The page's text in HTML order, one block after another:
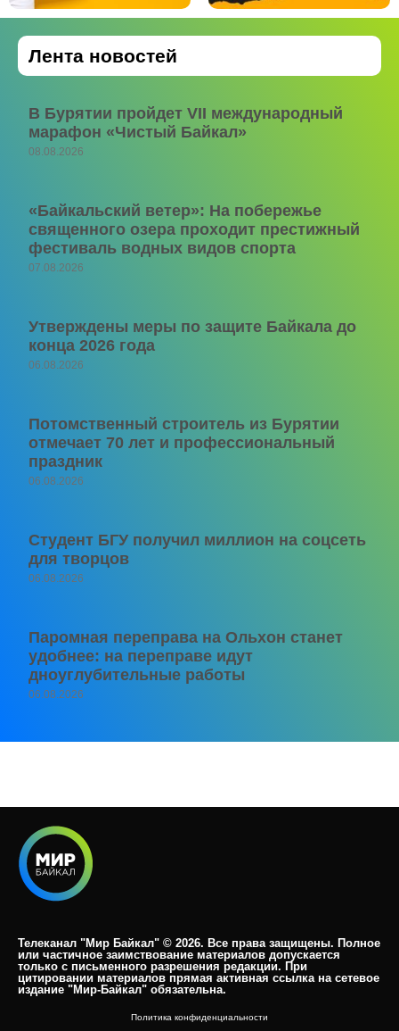
Лента новостей
В Бурятии пройдет VII международный
марафон «Чистый Байкал»
08.08.2026
«Байкальский ветер»: На побережье
священного озера проходит престижный
фестиваль водных видов спорта
07.08.2026
Утверждены меры по защите Байкала до
конца 2026 года
06.08.2026
Потомственный строитель из Бурятии
отмечает 70 лет и профессиональный
праздник
06.08.2026
Студент БГУ получил миллион на соцсеть
для творцов
06.08.2026
Паромная переправа на Ольхон станет
удобнее: на переправе идут
дноуглубительные работы
06.08.2026
Телеканал "Мир Байкал" © 2026. Все права защищены. Полное
или частичное заимствование материалов допускается
только с письменного разрешения редакции. При
цитировании материалов прямая активная ссылка на сетевое
издание "Мир-Байкал" обязательна.​
Политика конфиденциальности